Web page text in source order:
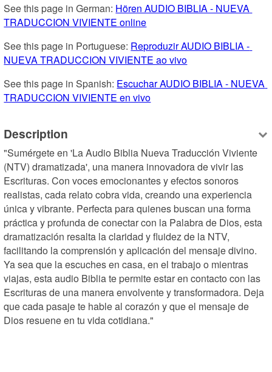
See this page in German: Hören AUDIO BIBLIA - NUEVA
TRADUCCION VIVIENTE online
See this page in Portuguese: Reproduzir AUDIO BIBLIA -
NUEVA TRADUCCION VIVIENTE ao vivo
See this page in Spanish: Escuchar AUDIO BIBLIA - NUEVA
TRADUCCION VIVIENTE en vivo
Description
"Sumérgete en 'La Audio Biblia Nueva Traducción Viviente
(NTV) dramatizada', una manera innovadora de vivir las
Escrituras. Con voces emocionantes y efectos sonoros
realistas, cada relato cobra vida, creando una experiencia
única y vibrante. Perfecta para quienes buscan una forma
práctica y profunda de conectar con la Palabra de Dios, esta
dramatización resalta la claridad y fluidez de la NTV,
facilitando la comprensión y aplicación del mensaje divino.
Ya sea que la escuches en casa, en el trabajo o mientras
viajas, esta audio Biblia te permite estar en contacto con las
Escrituras de una manera envolvente y transformadora. Deja
que cada pasaje te hable al corazón y que el mensaje de
Dios resuene en tu vida cotidiana."